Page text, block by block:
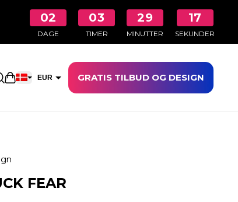
02
DAGE
03
TIMER
29
MINUTTER
16
SEKUNDER
Åbn indkøbskurven
EUR GRATIS TILBUD OG DESIGN
FEAR